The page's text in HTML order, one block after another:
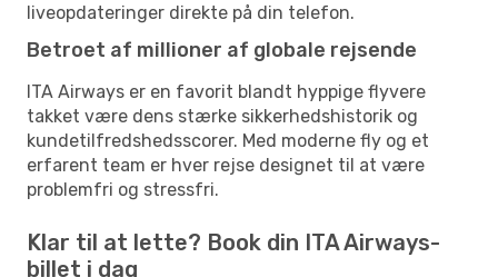
liveopdateringer direkte på din telefon.
Betroet af millioner af globale rejsende
ITA Airways er en favorit blandt hyppige flyvere
takket være dens stærke sikkerhedshistorik og
kundetilfredshedsscorer. Med moderne fly og et
erfarent team er hver rejse designet til at være
problemfri og stressfri.
Klar til at lette? Book din ITA Airways-
billet i dag